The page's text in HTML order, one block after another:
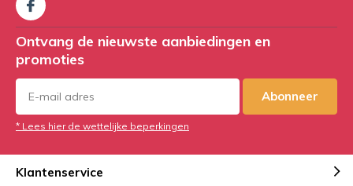
Ontvang de nieuwste aanbiedingen en
promoties
Abonneer
* Lees hier de wettelijke beperkingen
Klantenservice